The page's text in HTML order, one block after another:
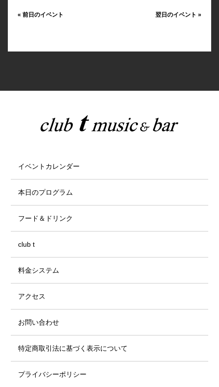
« 前日のイベント 翌日のイベント»
イベントカレンダー
本日のプログラム
フード＆ドリンク
club t
料金システム
アクセス
お問い合わせ
特定商取引法に基づく表示について
プライバシーポリシー